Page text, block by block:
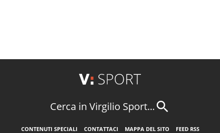
Cerca in Virgilio Sport...
CONTENUTI SPECIALI CONTATTACI MAPPA DEL SITO
FEED RSS